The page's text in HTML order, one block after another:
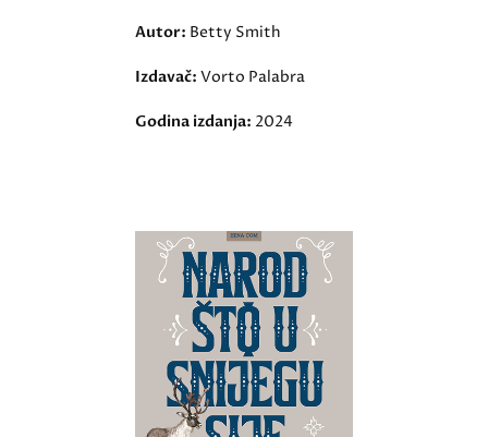
Autor: Betty Smith
Izdavač: Vorto Palabra
Godina izdanja: 2024